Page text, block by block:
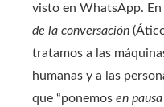
visto en WhatsApp.
de la conversación
tratamos a las
humanas y a las
que “ponemos en pausa